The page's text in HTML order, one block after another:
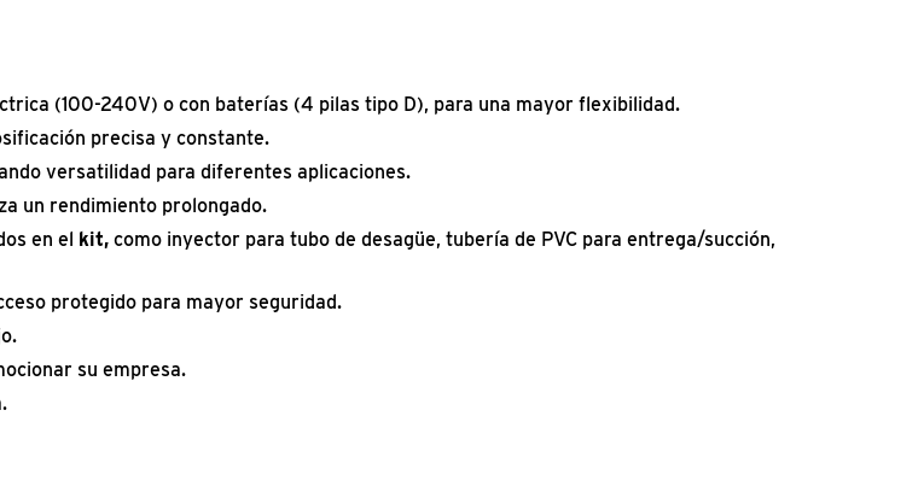
(100-240V) o con baterías (4 pilas tipo D), para una mayor flexibilidad.
precisa y constante.
versatilidad para diferentes aplicaciones.
un rendimiento prolongado.
en el kit, como inyector para tubo de desagüe, tubería de PVC para entrega/succión,
protegido para mayor seguridad.
su empresa.